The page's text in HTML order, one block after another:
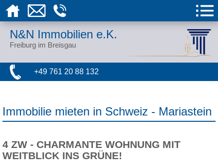
N&N Immobilien e.K.
Freiburg im Breisgau
+49 761 20 88 132
Immobilie mieten in Schweiz - Mariastein
4 ZW - CHARMANTE WOHNUNG MIT
WEITBLICK INS GRÜNE!